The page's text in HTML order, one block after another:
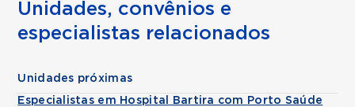
Unidades, convênios e
especialistas relacionados
Unidades próximas
Especialistas em Hospital Bartira com Porto Saúde